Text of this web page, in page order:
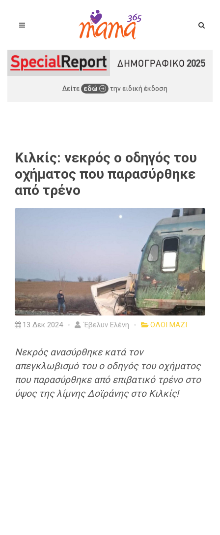
Δείτε εδώ την ειδική έκδοση
Κιλκίς: νεκρός ο οδηγός του
οχήματος που παρασύρθηκε
από τρένο
13 Δεκ 2024 Έβελυν Ελένη ΟΛΟΙ ΜΑΖΙ
Νεκρός ανασύρθηκε κατά τον
απεγκλωβισμό του ο οδηγός του οχήματος
που παρασύρθηκε από επιβατικό τρένο στο
ύψος της λίμνης Δοϊράνης στο Κιλκίς!